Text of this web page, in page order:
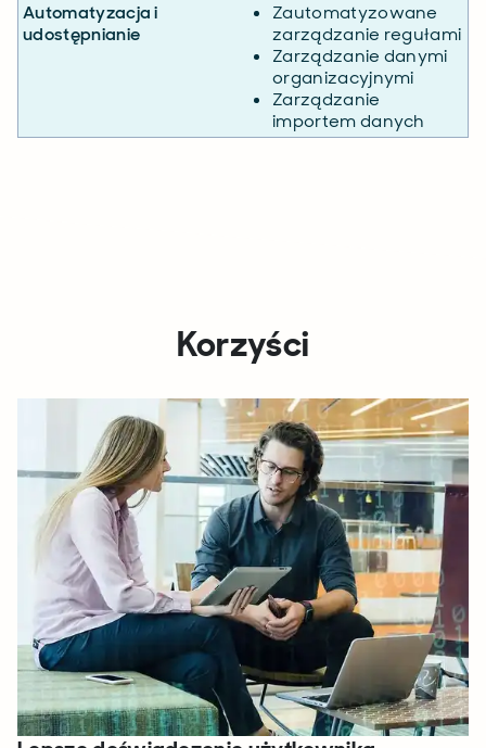
Automatyzacja i
udostępnianie
Zautomatyzowane
zarządzanie regułami
Zarządzanie danymi
organizacyjnymi
Zarządzanie
importem danych
Korzyści